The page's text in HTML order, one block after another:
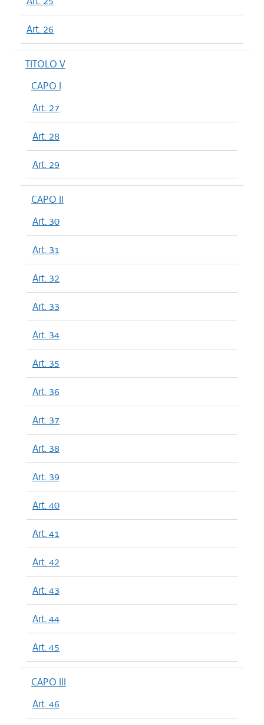
Art. 26
TITOLO V
CAPO I
Art. 27
Art. 28
Art. 29
CAPO II
Art. 30
Art. 31
Art. 32
Art. 33
Art. 34
Art. 35
Art. 36
Art. 37
Art. 38
Art. 39
Art. 40
Art. 41
Art. 42
Art. 43
Art. 44
Art. 45
CAPO III
Art. 46